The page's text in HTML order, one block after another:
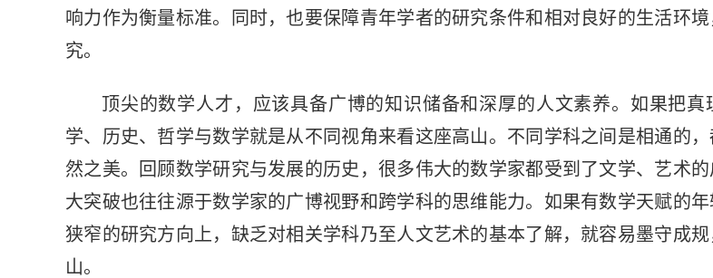
响力作为衡量标准。同时，也要保障青年学者的研究条件和相对良好的生活环
究。
顶尖的数学人才，应该具备广博的知识储备和深厚的人文素养。如果把真
学、历史、哲学与数学就是从不同视角来看这座高山。不同学科之间是相通的
然之美。回顾数学研究与发展的历史，很多伟大的数学家都受到了文学、艺术
大突破也往往源于数学家的广博视野和跨学科的思维能力。如果有数学天赋的
狭窄的研究方向上，缺乏对相关学科乃至人文艺术的基本了解，就容易墨守成
山。